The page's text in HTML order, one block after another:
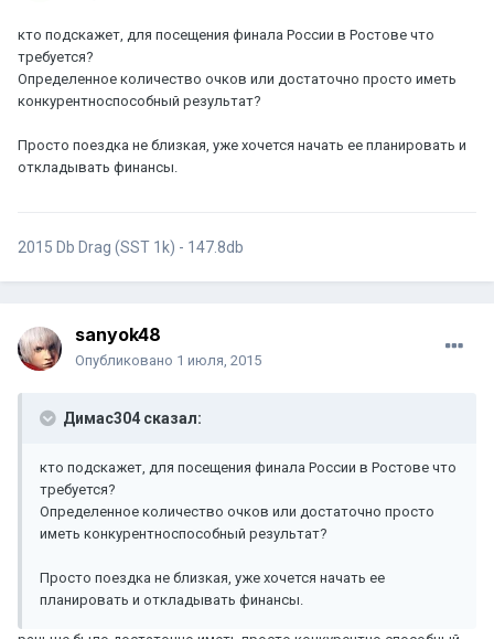
кто подскажет, для посещения финала России в Ростове что
требуется?
Определенное количество очков или достаточно просто иметь
конкурентноспособный результат?
Просто поездка не близкая, уже хочется начать ее планировать и
откладывать финансы.
2015 Db Drag (SST 1k) - 147.8db
sanyok48
Опубликовано 1 июля, 2015
Димас304 сказал:
кто подскажет, для посещения финала России в Ростове что
требуется?
Определенное количество очков или достаточно просто
иметь конкурентноспособный результат?
Просто поездка не близкая, уже хочется начать ее
планировать и откладывать финансы.